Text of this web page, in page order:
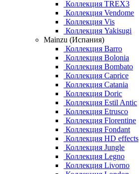
Коллекция TREX3
Коллекция Vendome
Коллекция Vis
Коллекция Yakisugi
Mainzu (Испания)
Коллекция Barro
Коллекция Bolonia
Коллекция Bombato
Коллекция Caprice
Коллекция Catania
Коллекция Doric
Коллекция Estil Antic
Коллекция Etrusco
Коллекция Florentine
Коллекция Fondant
Коллекция HD effects
Коллекция Jungle
Коллекция Legno
Коллекция Livorno